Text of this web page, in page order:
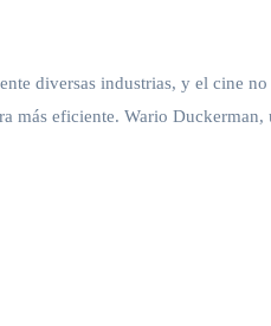
diversas industrias, y el cine
más eficiente. Wario